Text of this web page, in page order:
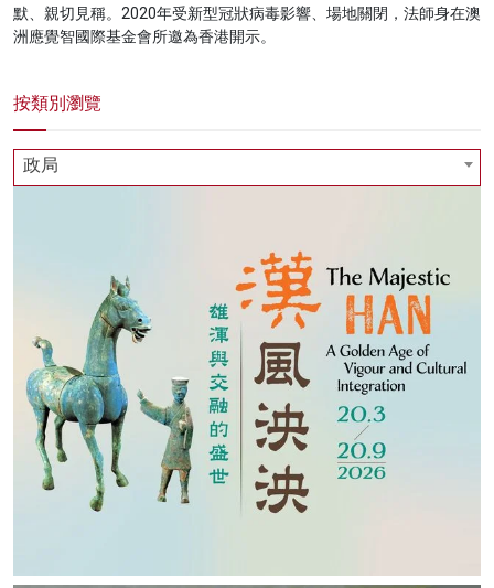
默、親切見稱。2020年受新型冠狀病毒影響、場地關閉，法師身在澳
洲應覺智國際基金會所邀為香港開示。
按類別瀏覽
政局